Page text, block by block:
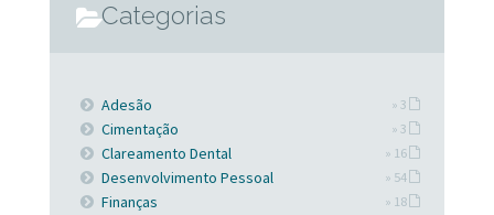
Categorias
Adesão » 3
Cimentação » 3
Clareamento Dental » 16
Desenvolvimento Pessoal » 54
Finanças » 18